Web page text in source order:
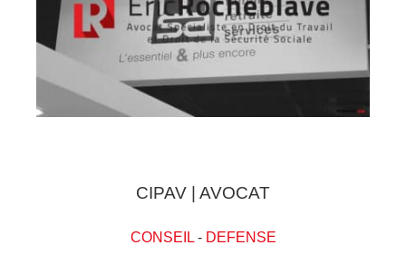
CIPAV | AVOCAT
CONSEIL- DEFENSE